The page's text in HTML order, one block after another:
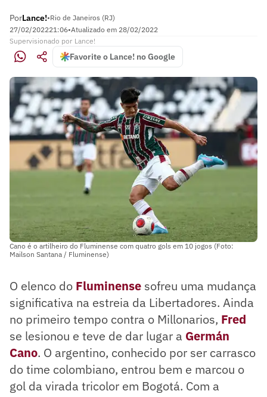
PorLance!•Rio de Janeiros (RJ)
27/02/202221:06•Atualizado em 28/02/2022
Supervisionado por Lance!
Favorite o Lance! no Google
Cano é o artilheiro do Fluminense com quatro gols em 10 jogos (Foto:
Mailson Santana / Fluminense)
O elenco do Fluminense sofreu uma mudança
significativa na estreia da Libertadores. Ainda
no primeiro tempo contra o Millonarios, Fred
se lesionou e teve de dar lugar a Germán
Cano. O argentino, conhecido por ser carrasco
do time colombiano, entrou bem e marcou o
gol da virada tricolor em Bogotá. Com a